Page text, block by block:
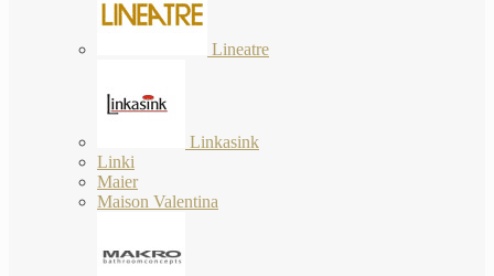
Lineatre
Linkasink
Linki
Maier
Maison Valentina